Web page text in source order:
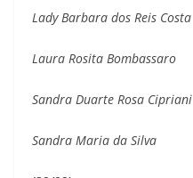
Lady Barbara dos Reis Costa
Laura Rosita Bombassaro
Sandra Duarte Rosa Cipriani
Sandra Maria da Silva